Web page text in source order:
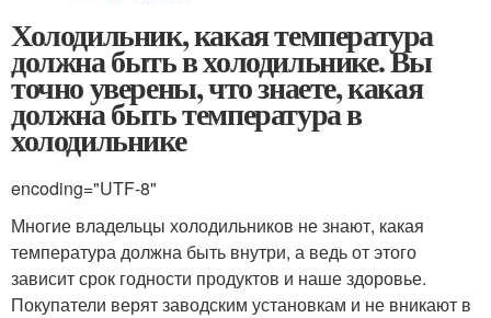
Холодильник, какая температура
должна быть в холодильнике. Вы
точно уверены, что знаете, какая
должна быть температура в
холодильнике
encoding="UTF-8"
Многие владельцы холодильников не знают, какая
температура должна быть внутри, а ведь от этого
зависит срок годности продуктов и наше здоровье.
Покупатели верят заводским установкам и не вникают в